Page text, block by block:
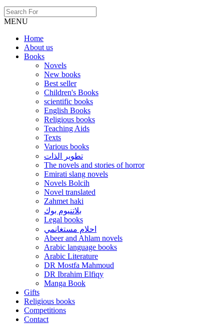
MENU
Home
About us
Books
Novels
New books
Best seller
Children's Books
scientific books
English Books
Religious books
Teaching Aids
Texts
Various books
تطوير الذات
The novels and stories of horror
Emirati slang novels
Novels Bolcih
Novel translated
Zahmet haki
بلاتنيوم بوك
Legal books
احلام مستغانمي
Abeer and Ahlam novels
Arabic language books
Arabic Literature
DR Mostfa Mahmoud
DR Ibrahim Elfiqy
Manga Book
Gifts
Religious books
Competitions
Contact